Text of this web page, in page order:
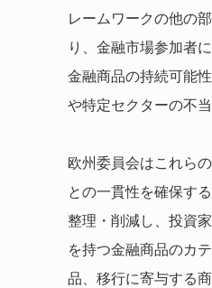
レームワークの他の
り、金融市場参加者
金融商品の持続可能
や特定セクターの不
欧州委員会はこれら
との一貫性を確保す
整理・削減し、投資
を持つ金融商品のカ
品、移行に寄与する